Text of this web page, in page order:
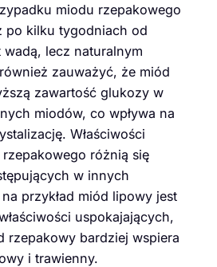
miodu rzepakowego
po kilku tygodniach od
lecz naturalnym
zauważyć, że miód
zawartość glukozy w
miodów, co wpływa na
Właściwości
różnią się
w innych
przykład miód lipowy jest
uspokajających,
rzepakowy bardziej wspiera
i trawienny.